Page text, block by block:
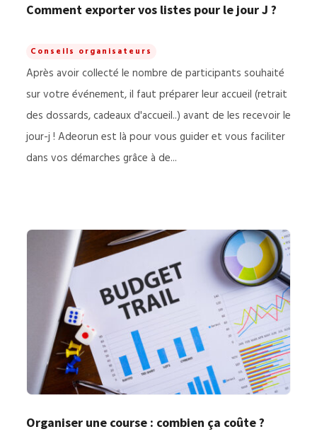
Comment exporter vos listes pour le jour J ?
Conseils organisateurs
Après avoir collecté le nombre de participants souhaité
sur votre événement, il faut préparer leur accueil (retrait
des dossards, cadeaux d'accueil..) avant de les recevoir le
jour-j ! Adeorun est là pour vous guider et vous faciliter
dans vos démarches grâce à de...
Organiser une course : combien ça coûte ?